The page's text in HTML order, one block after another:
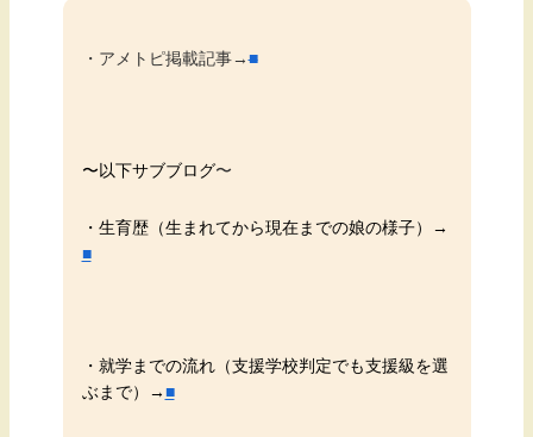
・アメトピ掲載記事→■
〜以下サブブログ〜
・生育歴（生まれてから現在までの娘の様子）→
■
・就学までの流れ（支援学校判定でも支援級を選
ぶまで）→■